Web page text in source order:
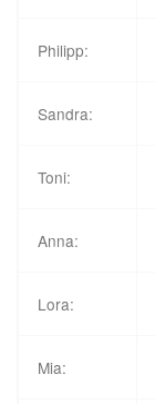
Philipp:
Sandra:
Toni:
Anna:
Lora:
Mia: